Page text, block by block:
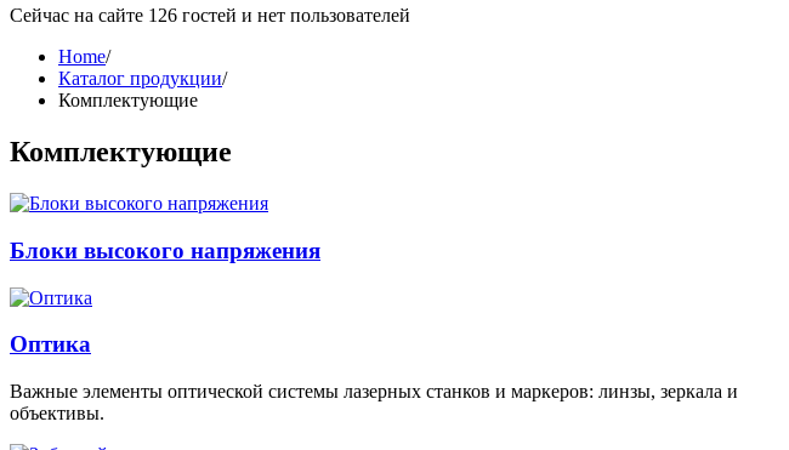
Сейчас на сайте 126 гостей и нет пользователей
Home/
Каталог продукции/
Комплектующие
Комплектующие
Блоки высокого напряжения
Оптика
Важные элементы оптической системы лазерных станков и маркеров: линзы, зеркала и
объективы.